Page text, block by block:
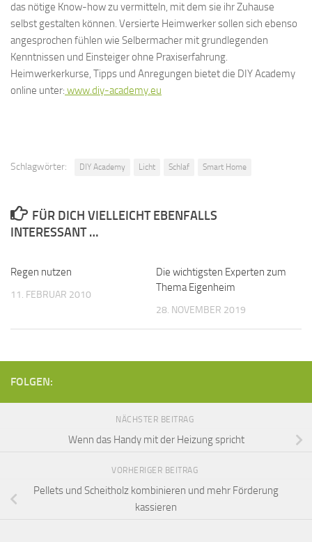
das nötige Know-how zu vermitteln, mit dem sie ihr Zuhause
selbst gestalten können. Versierte Heimwerker sollen sich ebenso
angesprochen fühlen wie Selbermacher mit grundlegenden
Kenntnissen und Einsteiger ohne Praxiserfahrung.
Heimwerkerkurse, Tipps und Anregungen bietet die DIY Academy
online unter: www.diy-academy.eu
Schlagwörter: DIY Academy Licht Schlaf Smart Home
FÜR DICH VIELLEICHT EBENFALLS
INTERESSANT …
Regen nutzen
11. FEBRUAR 2010
Die wichtigsten Experten zum
Thema Eigenheim
28. NOVEMBER 2019
FOLGEN:
NÄCHSTER BEITRAG
Wenn das Handy mit der Heizung spricht
VORHERIGER BEITRAG
Pellets und Scheitholz kombinieren und mehr Förderung
kassieren